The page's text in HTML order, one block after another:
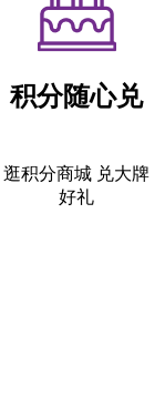
积分随心兑
逛积分商城 兑大牌
好礼